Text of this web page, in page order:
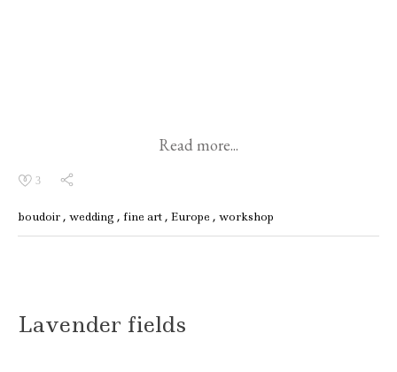
Read more...
3
boudoir wedding fine art Europe workshop
Lavender fields